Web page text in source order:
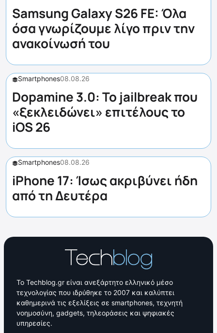
Samsung Galaxy S26 FE: Όλα
όσα γνωρίζουμε λίγο πριν την
ανακοίνωσή του
Smartphones08.08.26
Dopamine 3.0: Το jailbreak που
«ξεκλειδώνει» επιτέλους το
iOS 26
Smartphones08.08.26
iPhone 17: Ίσως ακριβύνει ήδη
από τη Δευτέρα
Το Techblog.gr είναι ανεξάρτητο ελληνικό μέσο
τεχνολογίας που ιδρύθηκε το 2007 και καλύπτει
καθημερινά τις εξελίξεις σε smartphones, τεχνητή
νοημοσύνη, gadgets, τηλεοράσεις και ψηφιακές
υπηρεσίες.